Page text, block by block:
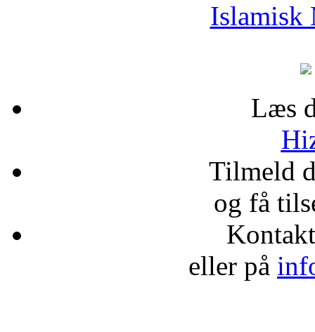
Islamisk
Læs
Tilmeld
og få
eller på